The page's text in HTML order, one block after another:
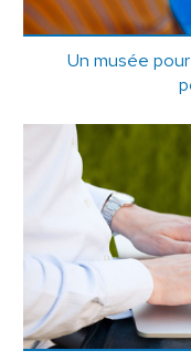
Un musée